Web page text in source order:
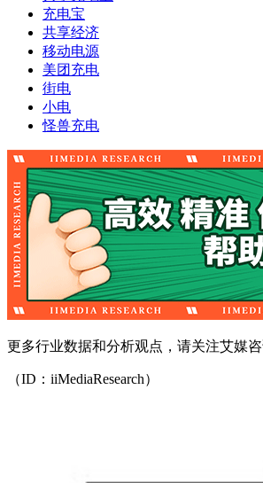
充电宝
共享经济
移动电源
美团充电
街电
小电
怪兽充电
更多行业数据和分析观点，请关注艾媒
（ID：iiMediaResearch）